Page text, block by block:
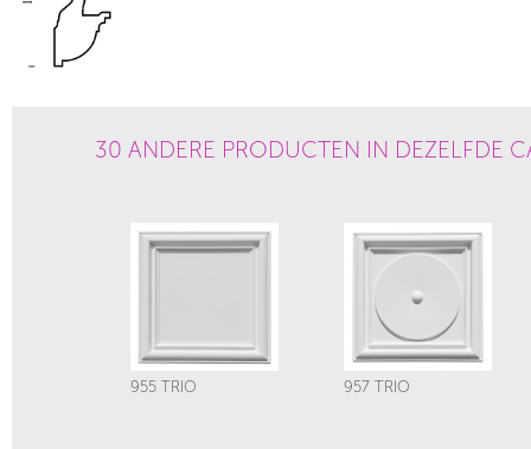
30 ANDERE PRODUCTEN IN DEZELFDE
955 TRIO 957 TRIO